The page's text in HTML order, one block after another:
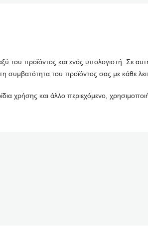
του προϊόντος και ενός υπολογιστή. Σε
συμβατότητα του προϊόντος σας με κάθε
χρήσης και άλλο περιεχόμενο,